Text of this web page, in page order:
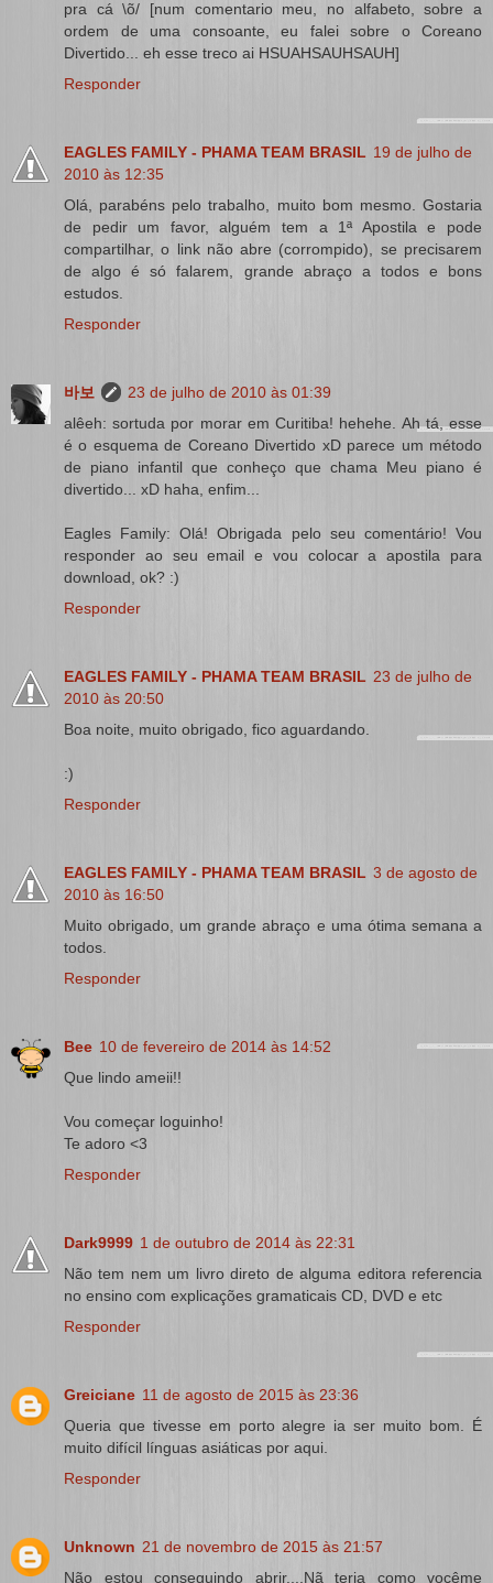
pra cá \õ/ [num comentario meu, no alfabeto, sobre a
ordem de uma consoante, eu falei sobre o Coreano
Divertido... eh esse treco ai HSUAHSAUHSAUH]
Responder
EAGLES FAMILY - PHAMA TEAM BRASIL 19 de julho de
2010 às 12:35
Olá, parabéns pelo trabalho, muito bom mesmo. Gostaria
de pedir um favor, alguém tem a 1ª Apostila e pode
compartilhar, o link não abre (corrompido), se precisarem
de algo é só falarem, grande abraço a todos e bons
estudos.
Responder
바보
23 de julho de 2010 às 01:39
alêeh: sortuda por morar em Curitiba! hehehe. Ah tá, esse
é o esquema de Coreano Divertido xD parece um método
de piano infantil que conheço que chama Meu piano é
divertido... xD haha, enfim...
Eagles Family: Olá! Obrigada pelo seu comentário! Vou
responder ao seu email e vou colocar a apostila para
download, ok? :)
Responder
EAGLES FAMILY - PHAMA TEAM BRASIL 23 de julho de
2010 às 20:50
Boa noite, muito obrigado, fico aguardando.
:)
Responder
EAGLES FAMILY - PHAMA TEAM BRASIL 3 de agosto de
2010 às 16:50
Muito obrigado, um grande abraço e uma ótima semana a
todos.
Responder
Bee 10 de fevereiro de 2014 às 14:52
Que lindo ameii!!
Vou começar loguinho!
Te adoro <3
Responder
Dark9999 1 de outubro de 2014 às 22:31
Não tem nem um livro direto de alguma editora referencia
no ensino com explicações gramaticais CD, DVD e etc
Responder
Greiciane 11 de agosto de 2015 às 23:36
Queria que tivesse em porto alegre ia ser muito bom. É
muito difícil línguas asiáticas por aqui.
Responder
Unknown 21 de novembro de 2015 às 21:57
Não estou conseguindo abrir....Nã teria como vocême